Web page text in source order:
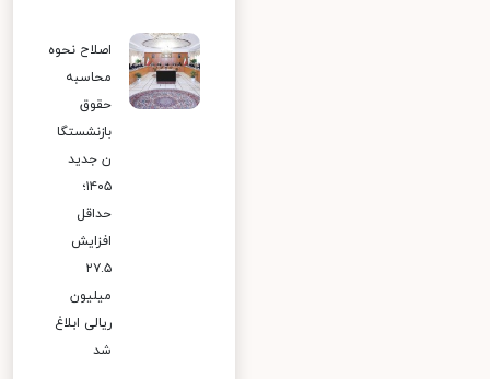
اصلاح نحوه
محاسبه
حقوق
بازنشستگا
ن جدید
۱۴۰۵؛
حداقل
افزایش
۲۷.۵
میلیون
ریالی ابلاغ
شد